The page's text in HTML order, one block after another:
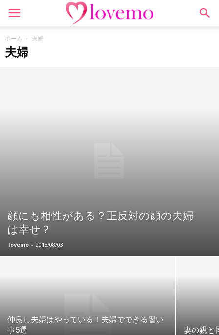
ホーム 夫婦
夫婦
顔にも相性がある？正反対の顔の夫婦
は幸せ？
lovemo - 2015/08/03
仲良し夫婦はやっている！夫婦でできる習い
事5選
妻の親と